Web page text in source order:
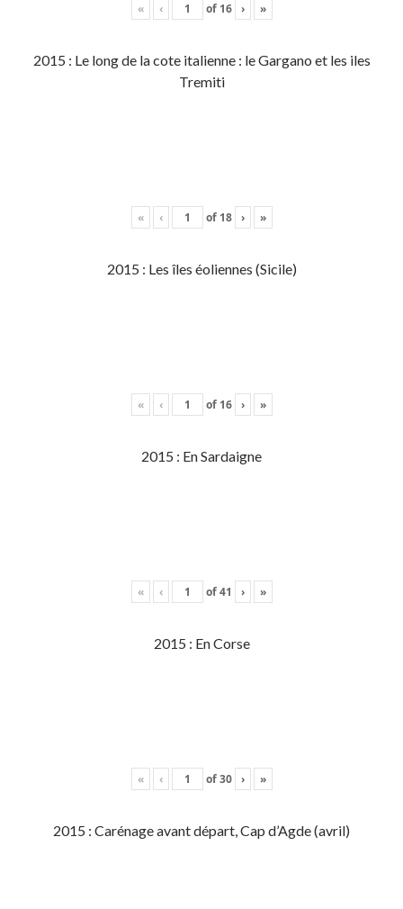
« ‹ of 16 › »
2015 : Le long de la cote italienne : le Gargano et les iles
Tremiti
« ‹ of 18 › »
2015 : Les îles éoliennes (Sicile)
« ‹ of 16 › »
2015 : En Sardaigne
« ‹ of41 › »
2015 : En Corse
« ‹ of30 › »
2015 : Carénage avant départ, Cap d’Agde (avril)